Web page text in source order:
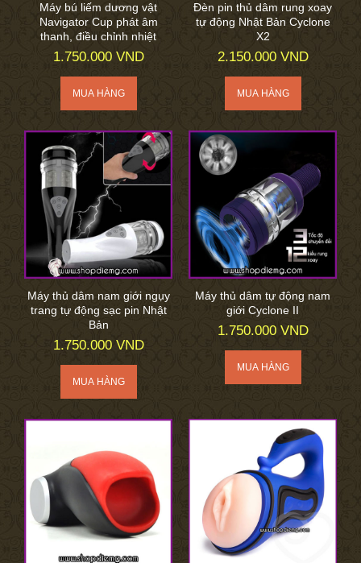
Máy bú liếm dương vật
Navigator Cup phát âm
thanh, điều chỉnh nhiệt
1.750.000 VND
Đèn pin thủ dâm rung xoay
tự động Nhật Bản Cyclone
X2
2.150.000 VND
Máy thủ dâm nam giới ngụy
trang tự động sạc pin Nhật
Bản
1.750.000 VND
Máy thủ dâm tự động nam
giới Cyclone II
1.750.000 VND